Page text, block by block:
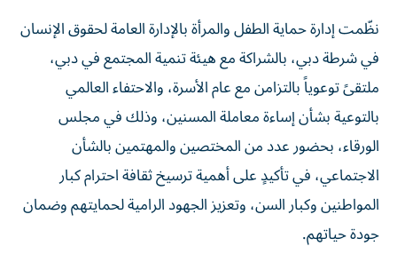
نظّمت إدارة حماية الطفل والمرأة بالإدارة العامة لحقوق الإنسان
في شرطة دبي، بالشراكة مع هيئة تنمية المجتمع في دبي،
ملتقىً توعوياً بالتزامن مع عام الأسرة، والاحتفاء العالمي
بالتوعية بشأن إساءة معاملة المسنين، وذلك في مجلس
الورقاء، بحضور عدد من المختصين والمهتمين بالشأن
الاجتماعي، في تأكيدٍ على أهمية ترسيخ ثقافة احترام كبار
المواطنين وكبار السن، وتعزيز الجهود الرامية لحمايتهم وضمان
جودة حياتهم.